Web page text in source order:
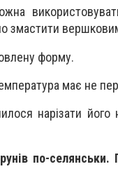
змастити
форму.
має не
нарізати
по-